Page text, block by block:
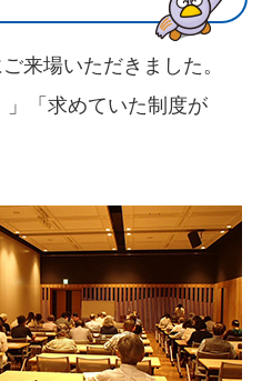
来場いただきました。
「求めていた制度が